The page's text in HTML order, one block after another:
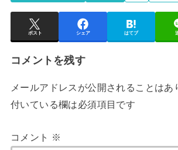
ポスト シェア はてブ
コメントを残す
メールアドレスが公開されることはあ
付いている欄は必須項目です
コメント ※